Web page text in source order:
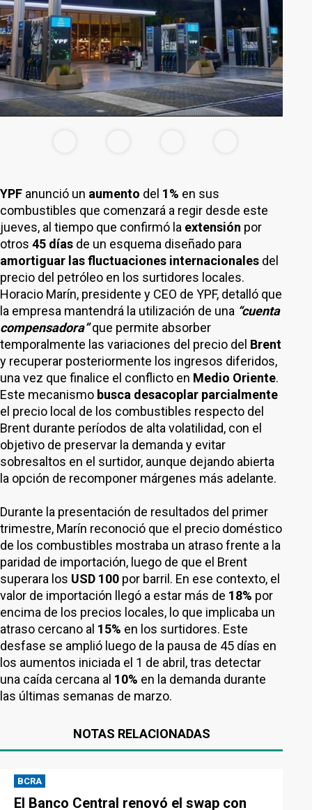
YPF anunció un aumento del 1% en sus
combustibles que comenzará a regir desde este
jueves, al tiempo que confirmó la extensión por
otros 45 días de un esquema diseñado para
amortiguar las fluctuaciones internacionales del
precio del petróleo en los surtidores locales.
Horacio Marín, presidente y CEO de YPF, detalló que
la empresa mantendrá la utilización de una “cuenta
compensadora”que permite absorber
temporalmente las variaciones del precio del Brent
y recuperar posteriormente los ingresos diferidos,
una vez que finalice el conflicto en Medio Oriente.
Este mecanismo busca desacoplar parcialmente
el precio local de los combustibles respecto del
Brent durante períodos de alta volatilidad, con el
objetivo de preservar la demanda y evitar
sobresaltos en el surtidor, aunque dejando abierta
la opción de recomponer márgenes más adelante.
Durante la presentación de resultados del primer
trimestre, Marín reconoció que el precio doméstico
de los combustibles mostraba un atraso frente a la
paridad de importación, luego de que el Brent
superara los USD 100 por barril. En ese contexto, el
valor de importación llegó a estar más de 18% por
encima de los precios locales, lo que implicaba un
atraso cercano al 15% en los surtidores. Este
desfase se amplió luego de la pausa de 45 días en
los aumentos iniciada el 1 de abril, tras detectar
una caída cercana al 10% en la demanda durante
las últimas semanas de marzo.
NOTAS RELACIONADAS
BCRA
El Banco Central renovó el swap con